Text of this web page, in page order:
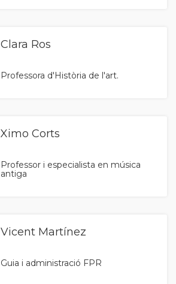
Clara Ros
Professora d'Història de l'art.
Ximo Corts
Professor i especialista en música
antiga
Vicent Martínez
Guia i administració FPR